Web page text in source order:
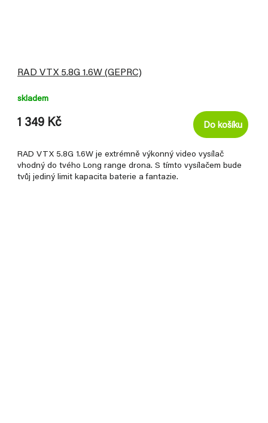
RAD VTX 5.8G 1.6W (GEPRC)
skladem
1 349 Kč Do košíku
RAD VTX 5.8G 1.6W je extrémně výkonný video vysílač
vhodný do tvého Long range drona. S tímto vysílačem bude
tvůj jediný limit kapacita baterie a fantazie.